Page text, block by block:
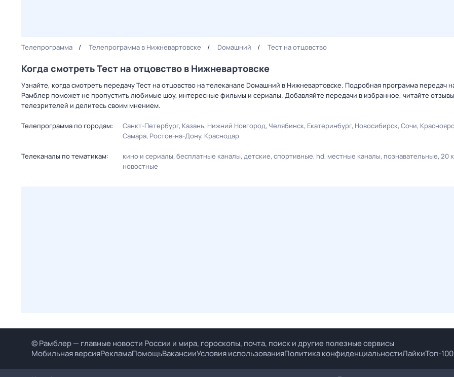
Телепрограмма Телепрограмма в Нижневартовске Dомашний Тест на отцовство
Когда смотреть Тест на отцовство в Нижневартовске
Узнайте, когда смотреть передачу Тест на отцовство на телеканале Dомашний в Нижневартовске. Подробная программа передач
Рамблер поможет не пропустить любимые шоу, интересные фильмы и сериалы. Добавляйте передачи в избранное, читайте отзывы
телезрителей и делитесь своим мнением.
Телепрограмма по городам: Санкт-Петербург Казань Нижний Новгород Челябинск Екатеринбург Новосибирск Сочи
Самара Ростов-на-Дону Краснодар
Телеканалы по тематикам: кино и сериалы бесплатные каналы детские спортивные hd местные каналы познавательные 20
новостные
© Рамблер — главные новости России и мира, гороскопы, почта, поиск и другие полезные сервисы
Мобильная версияРекламаПомощьВакансииУсловия использованияПолитика конфиденциальностиЛайкиТоп-100